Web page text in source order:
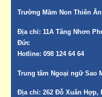
Trường Mầm Non Thiên
Địa chỉ: 11A Tăng Nhơn
Đức
Hotline: 098 124 64 64
Trung tâm Ngoại ngữ Sao
Địa chỉ: 262 Đỗ Xuân